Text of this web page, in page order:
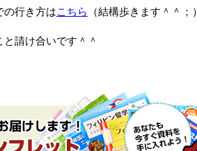
の行き方はこちら （結構歩きます＾＾；）
請け合いです＾＾